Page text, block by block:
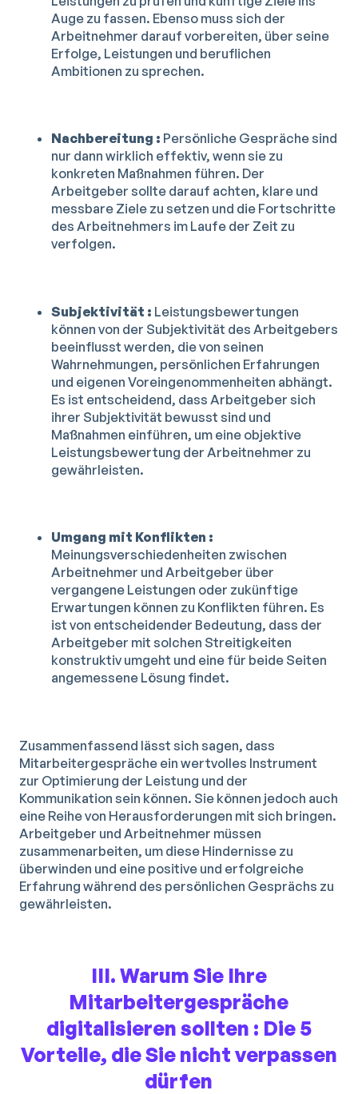
Auge zu fassen. Ebenso muss sich der
Arbeitnehmer darauf vorbereiten, über seine
Erfolge, Leistungen und beruflichen
Ambitionen zu sprechen.
Nachbereitung : Persönliche Gespräche sind
nur dann wirklich effektiv, wenn sie zu
konkreten Maßnahmen führen. Der
Arbeitgeber sollte darauf achten, klare und
messbare Ziele zu setzen und die Fortschritte
des Arbeitnehmers im Laufe der Zeit zu
verfolgen.
Subjektivität : Leistungsbewertungen
können von der Subjektivität des Arbeitgebers
beeinflusst werden, die von seinen
Wahrnehmungen, persönlichen Erfahrungen
und eigenen Voreingenommenheiten abhängt.
Es ist entscheidend, dass Arbeitgeber sich
ihrer Subjektivität bewusst sind und
Maßnahmen einführen, um eine objektive
Leistungsbewertung der Arbeitnehmer zu
gewährleisten.
Umgang mit Konflikten :
Meinungsverschiedenheiten zwischen
Arbeitnehmer und Arbeitgeber über
vergangene Leistungen oder zukünftige
Erwartungen können zu Konflikten führen. Es
ist von entscheidender Bedeutung, dass der
Arbeitgeber mit solchen Streitigkeiten
konstruktiv umgeht und eine für beide Seiten
angemessene Lösung findet.
Zusammenfassend lässt sich sagen, dass
Mitarbeitergespräche ein wertvolles Instrument
zur Optimierung der Leistung und der
Kommunikation sein können. Sie können jedoch auch
eine Reihe von Herausforderungen mit sich bringen.
Arbeitgeber und Arbeitnehmer müssen
zusammenarbeiten, um diese Hindernisse zu
überwinden und eine positive und erfolgreiche
Erfahrung während des persönlichen Gesprächs zu
gewährleisten.
III. Warum Sie Ihre
Mitarbeitergespräche
digitalisieren sollten : Die 5
Vorteile, die Sie nicht verpassen
dürfen